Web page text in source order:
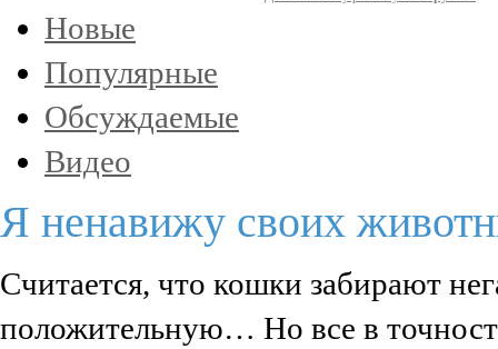
Новые
Популярные
Обсуждаемые
Видео
Я ненавижу своих
Считается, что кошки забирают
положительную… Но все в